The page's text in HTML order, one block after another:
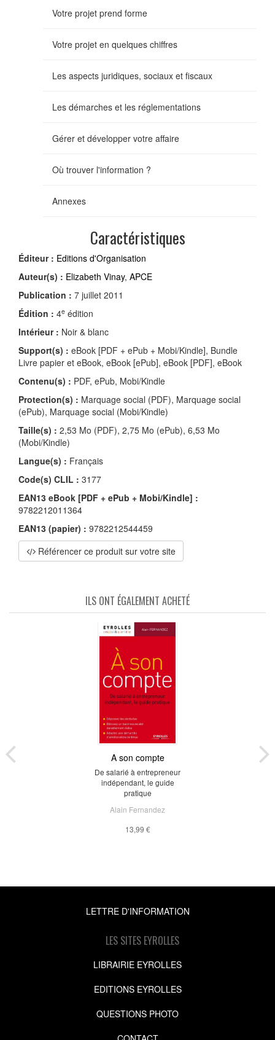
Votre projet prend forme
Votre projet en quelques chiffres
Les aspects juridiques, sociaux et fiscaux
Les démarches et les réglementations
Gérer et développer votre affaire
Où trouver l'information ?
Annexes
Caractéristiques
Éditeur : Editions d'Organisation
Auteur(s) : Elizabeth Vinay, APCE
Publication : 7 juillet 2011
Édition : 4e édition
Intérieur : Noir & blanc
Support(s) : eBook [PDF + ePub + Mobi/Kindle], Bundle
Livre papier et eBook, eBook [ePub], eBook [PDF], eBook
Contenu(s) : PDF, ePub, Mobi/Kindle
Protection(s) : Marquage social (PDF), Marquage social
(ePub), Marquage social (Mobi/Kindle)
Taille(s) : 2,53 Mo (PDF), 2,75 Mo (ePub), 6,53 Mo
(Mobi/Kindle)
Langue(s) : Français
Code(s) CLIL : 3177
EAN13 eBook [PDF + ePub + Mobi/Kindle] :
9782212011364
EAN13 (papier) : 9782212544459
Référencer ce produit sur votre site
ILS ONT ÉGALEMENT ACHETÉ
A son compte
De salarié à entrepreneur
indépendant, le guide
pratique
Alain Fernandez
13,99 €
LETTRE D'INFORMATION
LES SITES EYROLLES
LIBRAIRIE EYROLLES
EDITIONS EYROLLES
QUESTIONS PHOTO